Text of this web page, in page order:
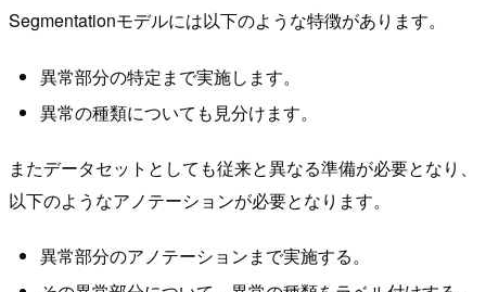
Segmentationモデルには以下のような特徴があります。
異常部分の特定まで実施します。
異常の種類についても見分けます。
またデータセットとしても従来と異なる準備が必要となり、
以下のようなアノテーションが必要となります。
異常部分のアノテーションまで実施する。